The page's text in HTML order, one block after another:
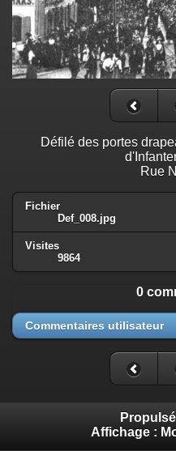
Défilé des portes
Rue
Fichier
Def_008.jpg
Visites
9864
0
Commentaires utilisateur
Affichage :